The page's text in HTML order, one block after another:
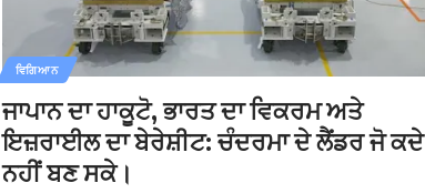
ਵਿਗਿਆਨ
ਜਾਪਾਨ ਦਾ ਹਾਕੂਟੋ, ਭਾਰਤ ਦਾ ਵਿਕਰਮ ਅਤੇ
ਇਜ਼ਰਾਈਲ ਦਾ ਬੇਰੇਸ਼ੀਟ: ਚੰਦਰਮਾ ਦੇ ਲੈਂਡਰ ਜੋ ਕਦੇ
ਨਹੀਂ ਬਣ ਸਕੇ।